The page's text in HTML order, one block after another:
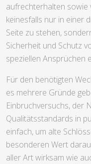
aufrechterhalten sowie
keinesfalls nur in einer
Seite zu stehen,
Sicherheit und Schutz
speziellen Ansprüchen
Für den benötigten
es mehrere Gründe
Einbruchversuchs, der
Qualitätsstandards in
einfach, um alte
besonderen Wert
aller Art wirksam wie